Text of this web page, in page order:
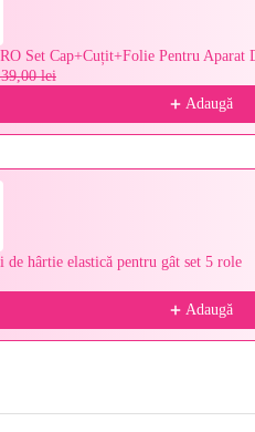
Set Cap+Cuțit+Folie Pentru Aparat
lei
Adaugă
de hârtie elastică pentru gât set 5 role
Adaugă